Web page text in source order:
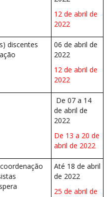
12 de abril de
2022
discentes
06 de abril de
2022
12 de abril de
2022
De 07 a 14
de abril de
2022
De 13 a 20 de
abril de 2022
Até 18 de abril
de 2022
25 de abril de